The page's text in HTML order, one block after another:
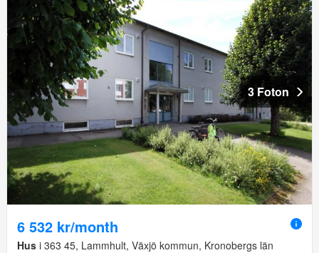
3 Foton
6 532 kr/month
Hus i 363 45, Lammhult, Växjö kommun, Kronobergs län